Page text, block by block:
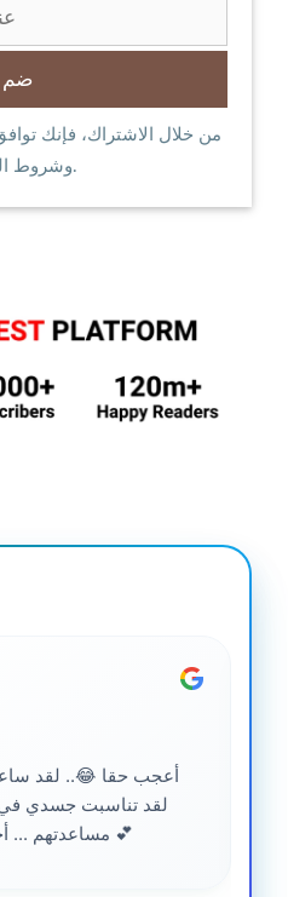
من خلال الاشتراك، فإنك
وشروط الخدمة.
أعجب حقا 😂.. لقد
لقد تناسبت جسدي
مساعدتهم ... أحب أن أكون جزءا منهم 💕